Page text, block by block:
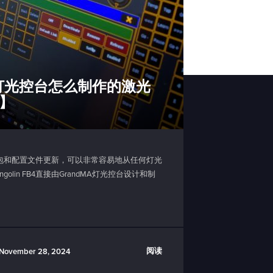
控台怎么制作的激光
和配置文件更新，可以非常容易地从任何灯光
FB4直接由GrandMA灯光控台设计和制
28, 2024 阅读